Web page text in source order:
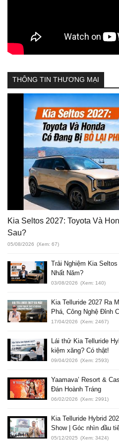
THÔNG TIN THƯƠNG MẠI
Kia Seltos 2027: Toyota Và
Sau?
05/08/2026 (Xem: 67)
Trải Nghiệm Kia
Nhất Năm?
03/08/2026 (Xem: 140)
Kia Telluride 2027 Ra
Phá, Công Nghệ Đỉnh
17/04/2026 (Xem: 2467)
Lái thử Kia Telluride
kiệm xăng? Có thật!
09/04/2026 (Xem: 2593)
Yaamava’ Resort &
Đán Hoành Tráng
06/02/2026 (Xem: 2991)
Kia Telluride Hybrid
Show | Góc nhìn đầu
05/12/2025 (Xem: 3424)